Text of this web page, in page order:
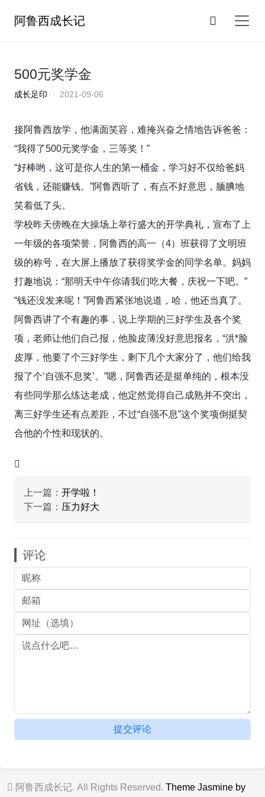
阿鲁西成长记
500元奖学金
成长足印 · 2021-09-06
接阿鲁西放学，他满面笑容，难掩兴奋之情地告诉爸爸：
“我得了500元奖学金，三等奖！”
“好棒哟，这可是你人生的第一桶金，学习好不仅给爸妈
省钱，还能赚钱。”阿鲁西听了，有点不好意思，腼腆地
笑着低了头。
学校昨天傍晚在大操场上举行盛大的开学典礼，宣布了上
一年级的各项荣誉，阿鲁西的高一（4）班获得了文明班
级的称号，在大屏上播放了获得奖学金的同学名单。妈妈
打趣地说：“那明天中午你请我们吃大餐，庆祝一下吧。”
“钱还没发来呢！”阿鲁西紧张地说道，哈，他还当真了。
阿鲁西讲了个有趣的事，说上学期的三好学生及各个奖
项，老师让他们自己报，他脸皮薄没好意思报名，“洪*脸
皮厚，他要了个三好学生，剩下几个大家分了，他们给我
报了个‘自强不息奖’。”嗯，阿鲁西还是挺单纯的，根本没
有些同学那么练达老成，他定然觉得自己成熟并不突出，
离三好学生还有点差距，不过“自强不息”这个奖项倒挺契
合他的个性和现状的。
上一篇： 开学啦！
下一篇： 压力好大
评论
提交评论
阿鲁西成长记. All Rights Reserved. Theme Jasmine by